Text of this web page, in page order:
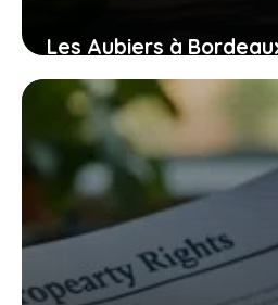
Les Aubiers à
en pleine mutation,
défis
6 août 2026